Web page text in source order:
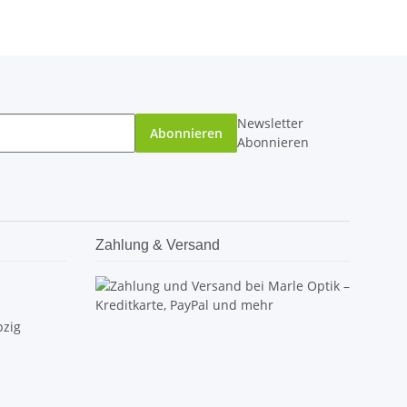
Abonnieren
Newsletter
Abonnieren
Zahlung & Versand